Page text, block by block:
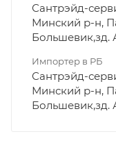
Сантрэйд-
Минский р-н,
Большевик,зд.
Импортер в РБ
Сантрэйд-
Минский р-н,
Большевик,зд.